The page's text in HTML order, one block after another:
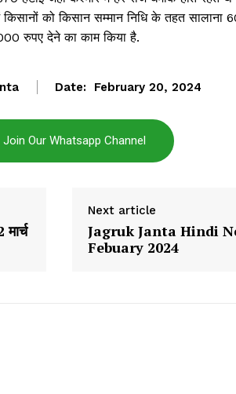
Janta
Contact us
को किसान सम्मान निधि के तहत
रुपए देने का काम किया है.
Date: February 20, 2024
Join Our Whatsapp Channel
Next article
Jagruk Janta Hindi
Febuary 2024